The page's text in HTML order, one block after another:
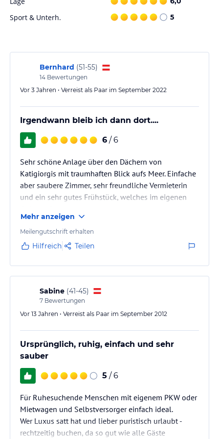
Sport & Unterh. 5
Bernhard (51-55)
14 Bewertungen
Vor 3 Jahren • Verreist als Paar im September 2022
Irgendwann bleib ich dann dort....
6 / 6
Sehr schöne Anlage über den Dächern von
Katigiorgis mit traumhaften Blick aufs Meer. Einfache
aber saubere Zimmer, sehr freundliche Vermieterin
und ein sehr gutes Frühstück, welches im eigenen
noch in Ordnung.
Mehr anzeigen
Meilengutschrift erhalten
Hilfreich Teilen
Sabine (41-45)
7 Bewertungen
Vor 13 Jahren • Verreist als Paar im September 2012
Ursprünglich, ruhig, einfach und sehr
sauber
5 / 6
Für Ruhesuchende Menschen mit eigenem PKW oder
Mietwagen und Selbstversorger einfach ideal.
Wer Luxus satt hat und lieber puristisch urlaubt -
rechtzeitig buchen, da so gut wie alle Gäste